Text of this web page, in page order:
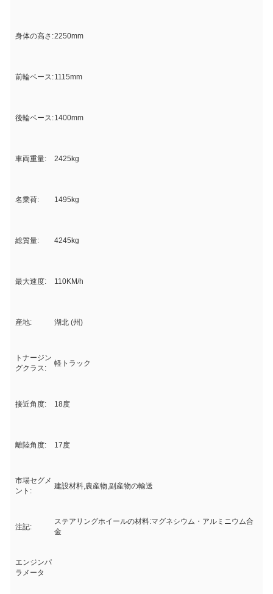
身体の高さ:2250mm
前輪ベース:1115mm
後輪ベース:1400mm
車両重量: 2425kg
名乗荷: 1495kg
総質量: 4245kg
最大速度: 110KM/h
産地: 湖北 (州)
トナージン
グクラス:
軽トラック
接近角度: 18度
離陸角度: 17度
市場セグメ
ント:
建設材料,農産物,副産物の輸送
注記:
ステアリングホイールの材料:マグネシウム・アルミニウム合
金
エンジンパ
ラメータ